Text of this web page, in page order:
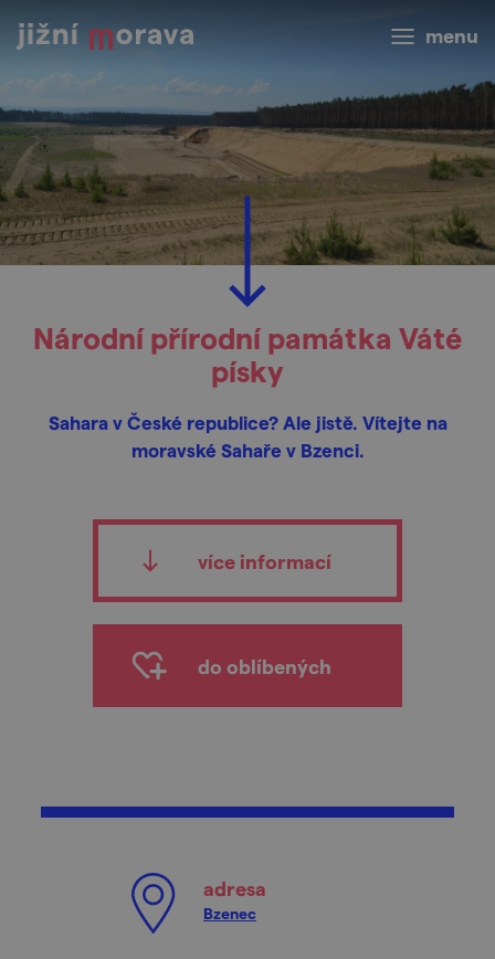
menu
Národní přírodní památka Váté
písky
Sahara v České republice? Ale jistě. Vítejte na
moravské Sahaře v Bzenci.
více informací
do oblíbených
adresa
Bzenec